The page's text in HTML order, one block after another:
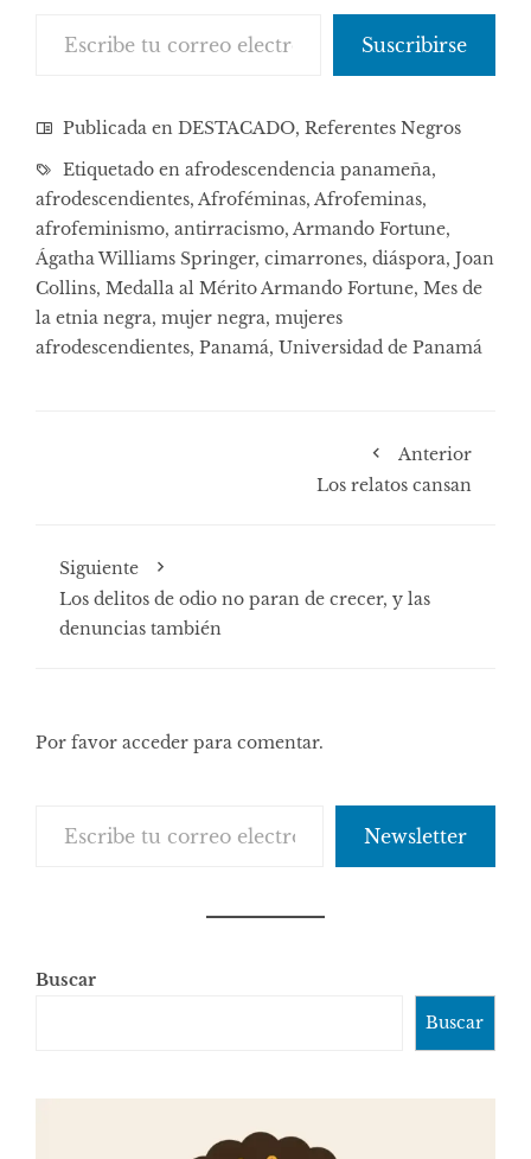
Suscribirse
Publicada en DESTACADO, Referentes Negros
Etiquetado en afrodescendencia panameña,
afrodescendientes, Afroféminas, Afrofeminas,
afrofeminismo, antirracismo, Armando Fortune,
Ágatha Williams Springer, cimarrones, diáspora, Joan
Collins, Medalla al Mérito Armando Fortune, Mes de
la etnia negra, mujer negra, mujeres
afrodescendientes, Panamá, Universidad de Panamá
Anterior
Los relatos cansan
Siguiente
Los delitos de odio no paran de crecer, y las
denuncias también
Por favor acceder para comentar.
Newsletter
Buscar
Buscar